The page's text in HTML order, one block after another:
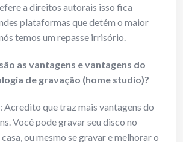
a direitos autorais isso fica
plataformas que detém o maior
temos um repasse irrisório.
as vantagens e vantagens do
de gravação (home studio)?
: Acredito que traz mais vantagens do
Você pode gravar seu disco no
ou mesmo se gravar e melhorar o